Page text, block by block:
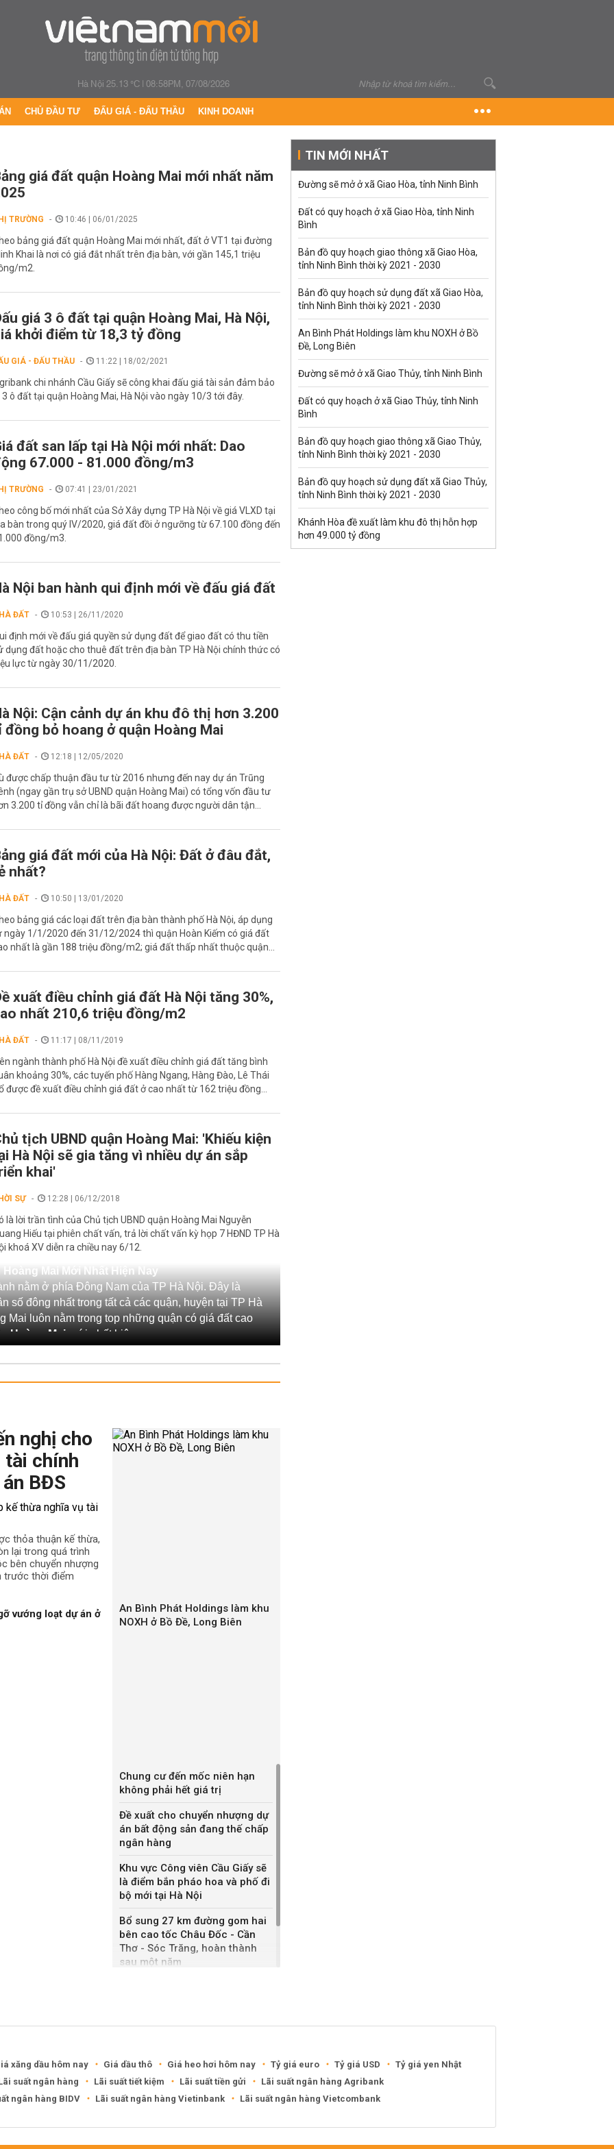
Hà Nội 25.13 °C|08:58PM, 07/08/2026
CHỦ ĐẦU TƯ ĐẤU GIÁ - ĐẤU THẦU KINH DOANH
giá đất quận Hoàng Mai mới nhất năm
TRƯỜNG 10:46 | 06/01/2025
bảng giá đất quận Hoàng Mai mới nhất, đất ở VT1 tại đường
Khai là nơi có giá đắt nhất trên địa bàn, với gần 145,1 triệu
m2.
giá 3 ô đất tại quận Hoàng Mai, Hà Nội,
khởi điểm từ 18,3 tỷ đồng
GIÁ - ĐẤU THẦU 11:22 | 18/02/2021
chi nhánh Cầu Giấy sẽ công khai đấu giá tài sản đảm bảo
3 ô đất tại quận Hoàng Mai, Hà Nội vào ngày 10/3 tới đây.
đất san lấp tại Hà Nội mới nhất: Dao
67.000 - 81.000 đồng/m3
TRƯỜNG 07:41 | 23/01/2021
công bố mới nhất của Sở Xây dựng TP Hà Nội về giá VLXD tại
bàn trong quý IV/2020, giá đất đồi ở ngưỡng từ 67.100 đồng đến
đồng/m3.
Nội ban hành qui định mới về đấu giá đất
ĐẤT 10:53 | 26/11/2020
định mới về đấu giá quyền sử dụng đất để giao đất có thu tiền
dụng đất hoặc cho thuê đất trên địa bàn TP Hà Nội chính thức có
lực từ ngày 30/11/2020.
Nội: Cận cảnh dự án khu đô thị hơn 3.200
đồng bỏ hoang ở quận Hoàng Mai
ĐẤT 12:18 | 12/05/2020
được chấp thuận đầu tư từ 2016 nhưng đến nay dự án Trũng
(ngay gần trụ sở UBND quận Hoàng Mai) có tổng vốn đầu tư
3.200 tỉ đồng vẫn chỉ là bãi đất hoang được người dân tận...
giá đất mới của Hà Nội: Đất ở đâu đắt,
nhất?
ĐẤT 10:50 | 13/01/2020
bảng giá các loại đất trên địa bàn thành phố Hà Nội, áp dụng
ngày 1/1/2020 đến 31/12/2024 thì quận Hoàn Kiếm có giá đất
nhất là gần 188 triệu đồng/m2; giá đất thấp nhất thuộc quận...
xuất điều chỉnh giá đất Hà Nội tăng 30%,
nhất 210,6 triệu đồng/m2
ĐẤT 11:17 | 08/11/2019
ngành thành phố Hà Nội đề xuất điều chỉnh giá đất tăng bình
khoảng 30%, các tuyến phố Hàng Ngang, Hàng Đào, Lê Thái
được đề xuất điều chỉnh giá đất ở cao nhất từ 162 triệu đồng...
tịch UBND quận Hoàng Mai: 'Khiếu kiện
Hà Nội sẽ gia tăng vì nhiều dự án sắp
khai'
SỰ 12:28 | 06/12/2018
là lời trần tình của Chủ tịch UBND quận Hoàng Mai Nguyễn
Hiếu tại phiên chất vấn, trả lời chất vấn kỳ họp 7 HĐND TP Hà
khoá XV diễn ra chiều nay 6/12.
Mai Mới Nhất Hiện Nay
nằm ở phía Đông Nam của TP Hà Nội. Đây là
số đông nhất trong tất cả các quận, huyện tại TP Hà
Mai luôn nằm trong top những quận có giá đất cao
Hoàng Mai mới nhất hiện nay.
Dao động 67.000 - 81.000 đồng/m3
TP Hà Nội về giá VLXD tại địa bàn trong quý
từ 67.100 đồng đến 81.000 đồng/m3.
nhận mức giá cao hơn từ 4.400 - 5.500 đồng/m3
Giá này không tính hệ số chuyển đổi từ đất thiên
đất
(loại đất khi đầm đạt
(loại đất khi đầm đạt
75.500 đồng/m3
Giá
75.900 đồng/m3
87.400 đồng/m3
266.300 đồng/m3
Từ
và 8
Hoài
Cát đen 56.200 đồng/m3
nghị cho
tài chính
BĐS
thỏa thuận kế thừa,
lại trong quá trình
bên chuyển nhượng
trước thời điểm
vướng loạt dự án ở
An Bình Phát Holdings làm khu
NOXH ở Bồ Đề, Long Biên
Chung cư đến mốc niên hạn
không phải hết giá trị
Đề xuất cho chuyển nhượng dự
án bất động sản đang thế chấp
ngân hàng
Khu vực Công viên Cầu Giấy sẽ
là điểm bắn pháo hoa và phố đi
bộ mới tại Hà Nội
Bổ sung 27 km đường gom hai
bên cao tốc Châu Đốc - Cần
Thơ - Sóc Trăng, hoàn thành
sau một năm
TIN MỚI NHẤT
Đường sẽ mở ở xã Giao Hòa, tỉnh Ninh Bình
Đất có quy hoạch ở xã Giao Hòa, tỉnh Ninh
Bình
Bản đồ quy hoạch giao thông xã Giao Hòa,
tỉnh Ninh Bình thời kỳ 2021 - 2030
Bản đồ quy hoạch sử dụng đất xã Giao Hòa,
tỉnh Ninh Bình thời kỳ 2021 - 2030
An Bình Phát Holdings làm khu NOXH ở Bồ
Đề, Long Biên
Đường sẽ mở ở xã Giao Thủy, tỉnh Ninh Bình
Đất có quy hoạch ở xã Giao Thủy, tỉnh Ninh
Bình
Bản đồ quy hoạch giao thông xã Giao Thủy,
tỉnh Ninh Bình thời kỳ 2021 - 2030
Bản đồ quy hoạch sử dụng đất xã Giao Thủy,
tỉnh Ninh Bình thời kỳ 2021 - 2030
Khánh Hòa đề xuất làm khu đô thị hỗn hợp
hơn 49.000 tỷ đồng
xăng dầu hôm nay Giá dầu thô Giá heo hơi hôm nay Tỷ giá euro Tỷ giá USD
Tỷ giá yen Nhật
suất ngân hàng Lãi suất tiết kiệm Lãi suất tiền gửi
Lãi suất ngân hàng Agribank
ngân hàng BIDV Lãi suất ngân hàng Vietinbank Lãi suất ngân hàng Vietcombank